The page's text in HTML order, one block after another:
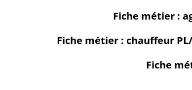
Fiche métier :
Fiche métier : chauffeur PL/
Fiche